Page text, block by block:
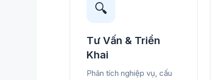
🔍
Tư Vấn & Triển
Khai
Phân tích nghiệp vụ, cấu